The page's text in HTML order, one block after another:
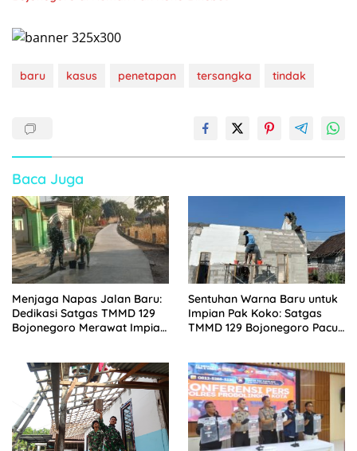
baru kasus penetapan tersangka tindak
Baca Juga
Menjaga Napas Jalan Baru:
Dedikasi Satgas TMMD 129
Bojonegoro Merawat Impian
Sentuhan Warna Baru untuk
Impian Pak Koko: Satgas
TMMD 129 Bojonegoro Pacu